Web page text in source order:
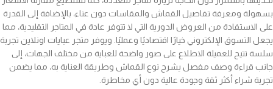
بسهولة ومعرفة تفاصيل القماش والمقاسات دون عناء، بالإضافة إلى القدرة
على الاستفادة من العروض الدورية التي لا تتوفر عادة في المتاجر التقليدية، مما
يجعل التسوق الإلكتروني خيارًا اقتصاديًا وعمليًا. ويوفر متجر عبايات اونلاين تجربة
سلسة تتيح للعميلة الاطلاع على صور واضحة للعباية من مختلف الجهات، إلى
جانب قراءة وصف مفصل يشرح نوع القماش وطريقة العناية به، مما يضمن
تجربة شراء أكثر ثقة وجودة عالية دون أي مخاطرة.